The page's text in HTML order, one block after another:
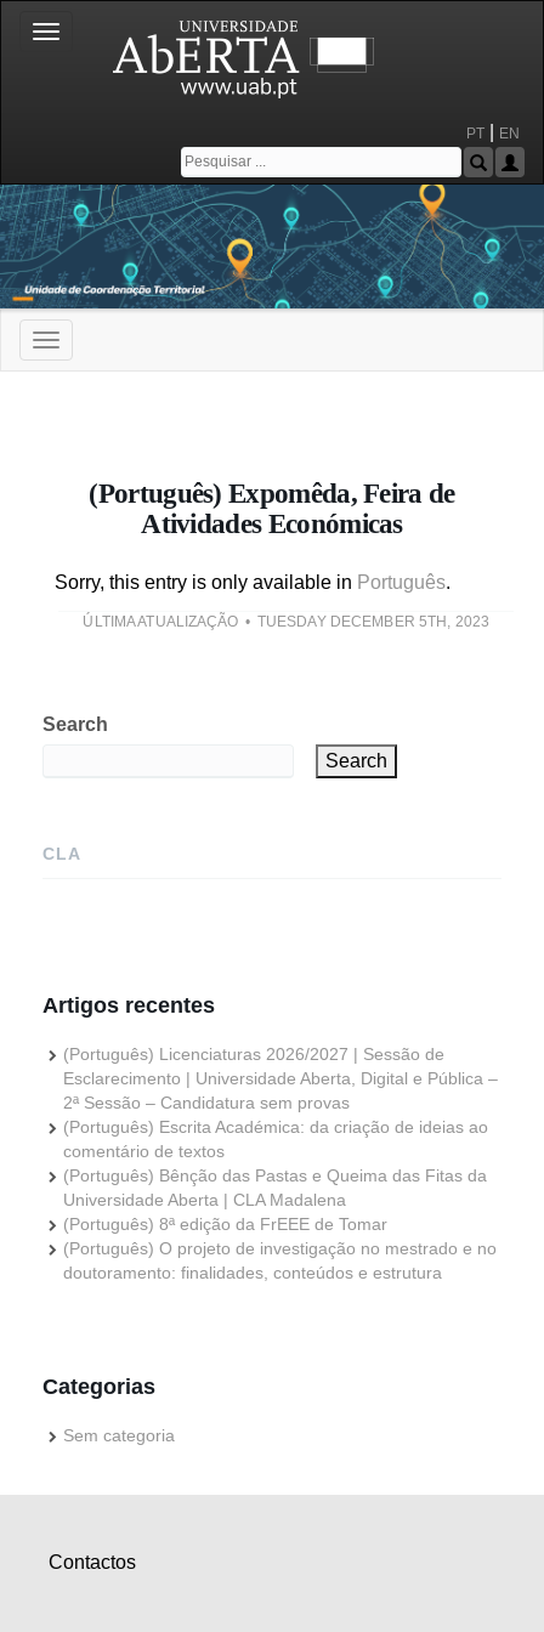
Toggle
navigation
PT EN
Toggle
navigation
(Português) Expomêda, Feira de
Atividades Económicas
Sorry, this entry is only available in Português.
ÚLTIMA ATUALIZAÇÃO TUESDAY DECEMBER 5TH, 2023
Search
Search
CLA
Artigos recentes
(Português) Licenciaturas 2026/2027 | Sessão de
Esclarecimento | Universidade Aberta, Digital e Pública –
2ª Sessão – Candidatura sem provas
(Português) Escrita Académica: da criação de ideias ao
comentário de textos
(Português) Bênção das Pastas e Queima das Fitas da
Universidade Aberta | CLA Madalena
(Português) 8ª edição da FrEEE de Tomar
(Português) O projeto de investigação no mestrado e no
doutoramento: finalidades, conteúdos e estrutura
Categorias
Sem categoria
Contactos